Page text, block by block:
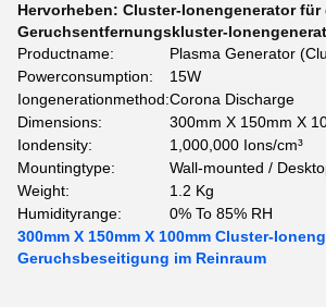
Hervorheben: Cluster-Ionengenerator für
Geruchsentfernungskluster-
Productname:
Plasma Generator
Powerconsumption:
15W
Iongenerationmethod:Corona Discharge
Dimensions:
300mm X 150mm X
Iondensity:
1,000,000 Ions/cm³
Mountingtype:
Wall-mounted /
Weight:
1.2 Kg
Humidityrange:
0% To 85% RH
300mm X 150mm X 100mm Cluster-
Geruchsbeseitigung im Reinraum